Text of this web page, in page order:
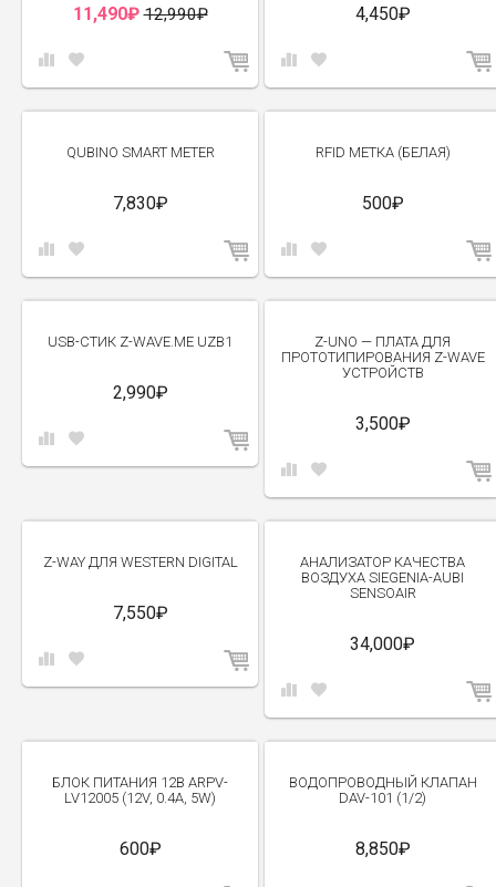
11,490₽ 12,990₽ 4,450₽
QUBINO SMART METER
7,830₽
RFID МЕТКА (БЕЛАЯ)
500₽
USB-СТИК Z-WAVE.ME UZB1
2,990₽
Z-UNO — ПЛАТА ДЛЯ
ПРОТОТИПИРОВАНИЯ Z-WAVE
УСТРОЙСТВ
3,500₽
Z-WAY ДЛЯ WESTERN DIGITAL
7,550₽
АНАЛИЗАТОР КАЧЕСТВА
ВОЗДУХА SIEGENIA-AUBI
SENSOAIR
34,000₽
БЛОК ПИТАНИЯ 12В ARPV-
LV12005 (12V, 0.4A, 5W)
600₽
ВОДОПРОВОДНЫЙ КЛАПАН
DAV-101 (1/2)
8,850₽